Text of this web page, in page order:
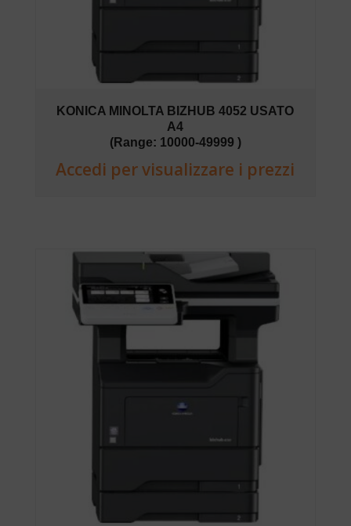
KONICA MINOLTA BIZHUB 4052 USATO
A4
(Range: 10000-49999 )
Accedi per visualizzare i prezzi